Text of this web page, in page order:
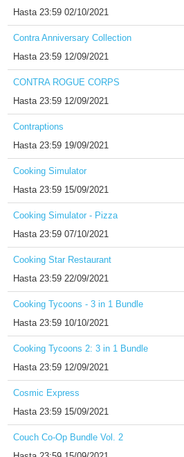
Hasta23:59 02/10/2021
Contra Anniversary Collection
Hasta23:59 12/09/2021
CONTRA ROGUE CORPS
Hasta23:59 12/09/2021
Contraptions
Hasta23:59 19/09/2021
Cooking Simulator
Hasta23:59 15/09/2021
Cooking Simulator - Pizza
Hasta23:59 07/10/2021
Cooking Star Restaurant
Hasta23:59 22/09/2021
Cooking Tycoons - 3 in 1 Bundle
Hasta23:59 10/10/2021
Cooking Tycoons 2: 3 in 1 Bundle
Hasta23:59 12/09/2021
Cosmic Express
Hasta23:59 15/09/2021
Couch Co-Op Bundle Vol. 2